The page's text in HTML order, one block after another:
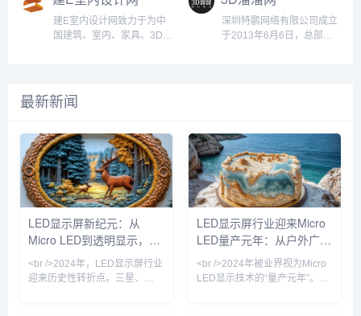
动画设计、...
资源提供超过10万种...
3D模型，包括游戏、影视、
建筑可视化、虚拟现实
（VR）、增强现实
产等多种数字内容资源。无
论是用于游戏开发、影视制
作、建筑可视化、产品设
中瑞、天星资本、完美世
界、孚惠资本、永桐资本等
机构投资，累计融资金额上
新媒体影视第一股（股票代
码：834630）。新片场同
北京市“专精特新”中小企
业、及北京市“创新型中小企
业”。新片场社区新片场社
区...
质、cad施工图、光域网等
设计素材，由国内外顶尖的
设计公司/效果图工作室上传
“知识共享设计智库”为核心
的设计生态圈，业务涵盖3D
模型、SU模型...
建E室内设计网致力于为中
国建筑、室内、家具、3D设
作平台。 &nbsp; &nbsp;
&nbsp;未来，公司将进一步
值，服务室内设计师、材料
和产品供应商及业主。为设
计师提供终身学习和个人成
长解决方案服务；为材料商
和软装产品供应商提供互联
网营销和电子商务整体解决
方案服务；为个人和商业业
主构建室内设计与...
深圳特鹏网络有限公司成立
于2013年6月6日，总部位
设计师及3D模型效果图制作
人员，以“平台+技术+服务”
进行三维驱动，以“不断提高
室内外设计行业的工作效率”
为使命，致力于成为国内开
放、便捷、高效、受用户喜
欢的3D设计行业首选品牌。
3D溜溜网（www....
最新新闻
LED显示屏新纪元：从
Micro LED到透明显示，
2024年技术革命如何重塑
视觉产业
<br />2024年，LED显示屏行业
迎来历史性转折点。三星、
LED显示屏行业迎来Micro
LED量产元年：从户外广告
到虚拟影棚的颠覆性变革
<br />2024年被业界视为Micro
LED显示技术的“量产元年”。最